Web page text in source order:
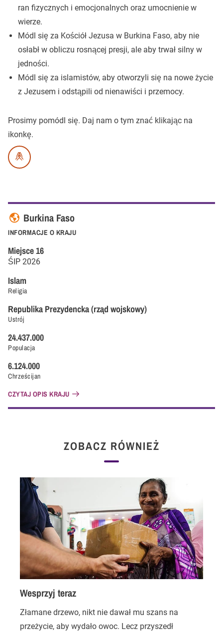
ran fizycznych i emocjonalnych oraz umocnienie w
wierze.
Módl się za Kościół Jezusa w Burkina Faso, aby nie
osłabł w obliczu rosnącej presji, ale aby trwał silny w
jedności.
Módl się za islamistów, aby otworzyli się na nowe życie
z Jezusem i odstąpili od nienawiści i przemocy.
Prosimy pomódl się. Daj nam o tym znać klikając na
ikonkę.
INFORMACJE O KRAJU
Burkina Faso
Miejsce16
ŚIP 2026
Religia
Islam
Ustrój
Republika Prezydencka (rząd wojskowy)
Populacja
24.437.000
Chrześcijan
6.124.000
CZYTAJ OPIS KRAJU
ZOBACZ RÓWNIEŻ
Wesprzyj teraz
Złamane drzewo, nikt nie dawał mu szans na
przeżycie, aby wydało owoc. Lecz przyszedł